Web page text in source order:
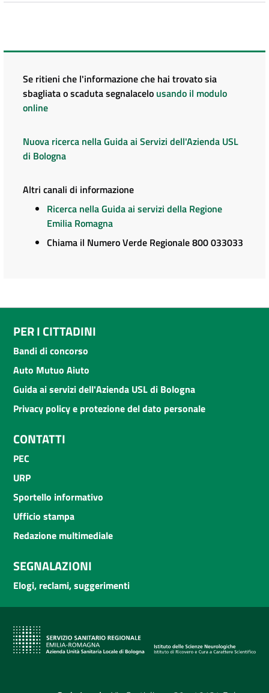
Se ritieni che l'informazione che hai trovato sia
sbagliata o scaduta segnalacelo usando il modulo
online
Nuova ricerca nella Guida ai Servizi dell'Azienda USL
di Bologna
Altri canali di informazione
Ricerca nella Guida ai servizi della Regione
Emilia Romagna
Chiama il Numero Verde Regionale 800 033033
PER I CITTADINI
Bandi di concorso
Auto Mutuo Aiuto
Guida ai servizi dell'Azienda USL di Bologna
Privacy policy e protezione del dato personale
CONTATTI
PEC
URP
Sportello informativo
Ufficio stampa
Redazione multimediale
SEGNALAZIONI
Elogi, reclami, suggerimenti